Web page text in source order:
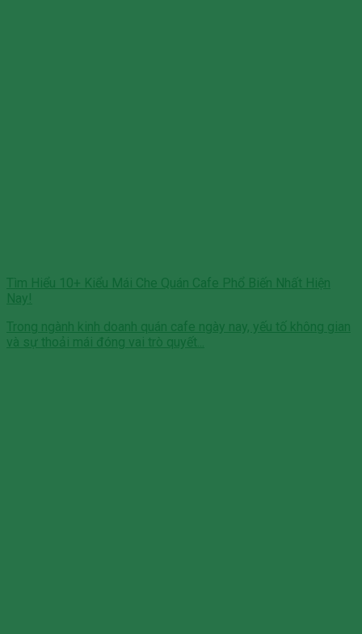
Tìm Hiểu 10+ Kiểu Mái Che Quán Cafe Phổ Biến Nhất Hiện
Nay!
Trong ngành kinh doanh quán cafe ngày nay, yếu tố không gian
và sự thoải mái đóng vai trò quyết...